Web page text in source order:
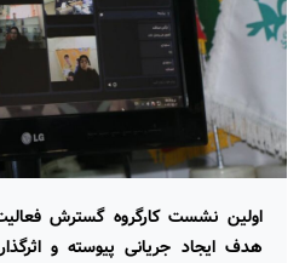
اولین نشست کارگروه گسترش
هدف ایجاد جریانی پیوسته و